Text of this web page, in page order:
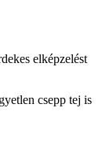
elképzelést
csepp tej is